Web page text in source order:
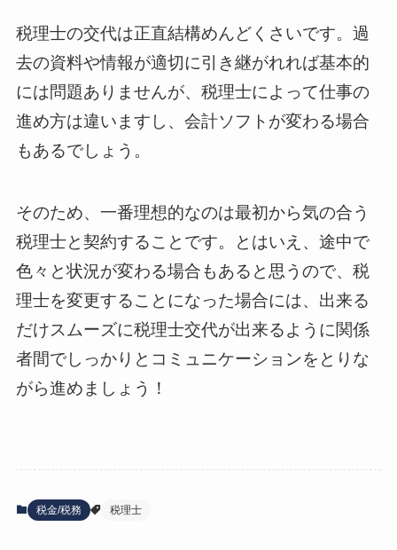
税理士の交代は正直結構めんどくさいです。過
去の資料や情報が適切に引き継がれれば基本的
には問題ありませんが、税理士によって仕事の
進め方は違いますし、会計ソフトが変わる場合
もあるでしょう。
そのため、一番理想的なのは最初から気の合う
税理士と契約することです。とはいえ、途中で
色々と状況が変わる場合もあると思うので、税
理士を変更することになった場合には、出来る
だけスムーズに税理士交代が出来るように関係
者間でしっかりとコミュニケーションをとりな
がら進めましょう！
税金/税務 税理士